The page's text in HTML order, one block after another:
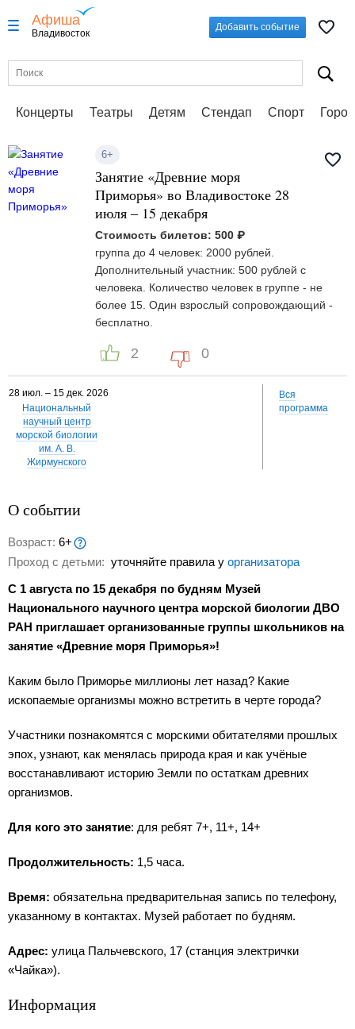
Афиша
Владивосток
Добавить событие
Концерты Театры Детям Стендап Спорт
6+
Занятие «Древние моря
Приморья» во Владивостоке 28
июля – 15 декабря
Стоимость билетов: 500 ₽
группа до 4 человек: 2000 рублей.
Дополнительный участник: 500 рублей с
человека. Количество человек в группе - не
более 15. Один взрослый сопровождающий -
бесплатно.
2 0
28 июл. – 15 дек. 2026
Национальный
научный центр
морской биологии
им. А. В.
Жирмунского
Вся
программа
О событии
Возраст: 6+
Проход с детьми: уточняйте правила у организатора
С 1 августа по 15 декабря по будням Музей
Национального научного центра морской биологии ДВО
РАН приглашает организованные группы школьников на
занятие «Древние моря Приморья»!
Каким было Приморье миллионы лет назад? Какие
ископаемые организмы можно встретить в черте города?
Участники познакомятся с морскими обитателями прошлых
эпох, узнают, как менялась природа края и как учёные
восстанавливают историю Земли по остаткам древних
организмов.
Для кого это занятие: для ребят 7+, 11+, 14+
Продолжительность: 1,5 часа.
Время: обязательна предварительная запись по телефону,
указанному в контактах. Музей работает по будням.
Адрес: улица Пальчевского, 17 (станция электрички
«Чайка»).
Информация